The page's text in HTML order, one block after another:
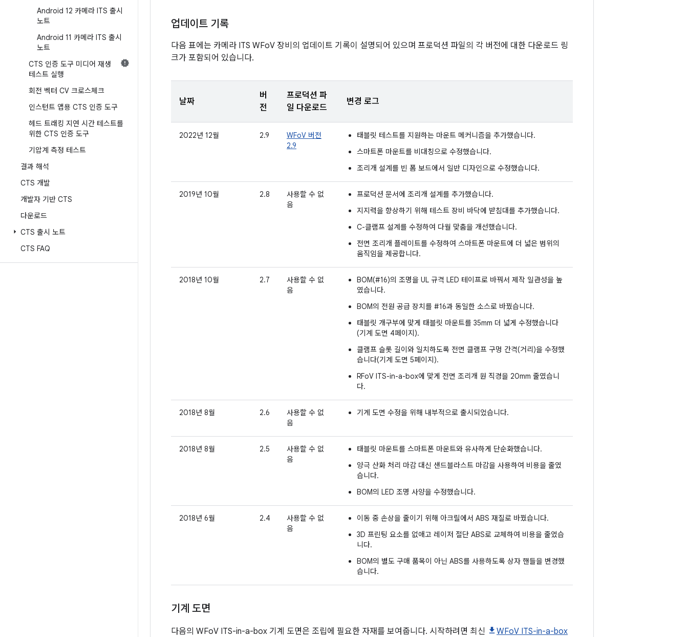
Android 12 카메라 ITS 출시
노트
Android 11 카메라 ITS 출시
노트
CTS 인증 도구 미디어 재생
테스트 실행
회전 벡터 CV 크로스체크
인스턴트 앱용 CTS 인증 도구
헤드 트래킹 지연 시간 테스트를
위한 CTS 인증 도구
기압계 측정 테스트
결과 해석
CTS 개발
개발자 기반 CTS
다운로드
CTS 출시 노트
CTS FAQ
업데이트 기록
다음 표에는 카메라 ITS WFoV 장비의 업데이트 기록이 설명되어 있으며 프로덕션 파일의 각 버전에 대한 다운로드 링
크가 포함되어 있습니다.
날짜
버
전
프로덕션 파
일 다운로드
변경 로그
2022년 12월 2.9
WFoV 버전
2.9
태블릿 테스트를 지원하는 마운트 메커니즘을 추가했습니다.
스마트폰 마운트를 비대칭으로 수정했습니다.
조리개 설계를 빈 폼 보드에서 일반 디자인으로 수정했습니다.
2019년 10월 2.8
사용할 수 없
음
프로덕션 문서에 조리개 설계를 추가했습니다.
지지력을 향상하기 위해 테스트 장비 바닥에 받침대를 추가했습니다.
C-클램프 설계를 수정하여 다월 맞춤을 개선했습니다.
전면 조리개 플레이트를 수정하여 스마트폰 마운트에 더 넓은 범위의
움직임을 제공합니다.
2018년 10월 2.7
사용할 수 없
음
BOM(#16)의 조명을 UL 규격 LED 테이프로 바꿔서 제작 일관성을 높
였습니다.
BOM의 전원 공급 장치를 #16과 동일한 소스로 바꿨습니다.
태블릿 개구부에 맞게 태블릿 마운트를 35mm 더 넓게 수정했습니다
(기계 도면 4페이지).
클램프 슬롯 길이와 일치하도록 전면 클램프 구멍 간격(거리)을 수정했
습니다(기계 도면 5페이지).
RFoV ITS-in-a-box에 맞게 전면 조리개 원 직경을 20mm 줄였습니
다.
2018년 8월 2.6
사용할 수 없
음
기계 도면 수정을 위해 내부적으로 출시되었습니다.
2018년 8월 2.5
사용할 수 없
음
태블릿 마운트를 스마트폰 마운트와 유사하게 단순화했습니다.
양극 산화 처리 마감 대신 샌드블라스트 마감을 사용하여 비용을 줄였
습니다.
BOM의 LED 조명 사양을 수정했습니다.
2018년 6월 2.4
사용할 수 없
음
이동 중 손상을 줄이기 위해 아크릴에서 ABS 재질로 바꿨습니다.
3D 프린팅 요소를 없애고 레이저 절단 ABS로 교체하여 비용을 줄였습
니다.
BOM의 별도 구매 품목이 아닌 ABS를 사용하도록 상자 핸들을 변경했
습니다.
기계 도면
다음의 WFoV ITS-in-a-box 기계 도면은 조립에 필요한 자재를 보여줍니다. 시작하려면 최신
WFoV ITS-in-a-box